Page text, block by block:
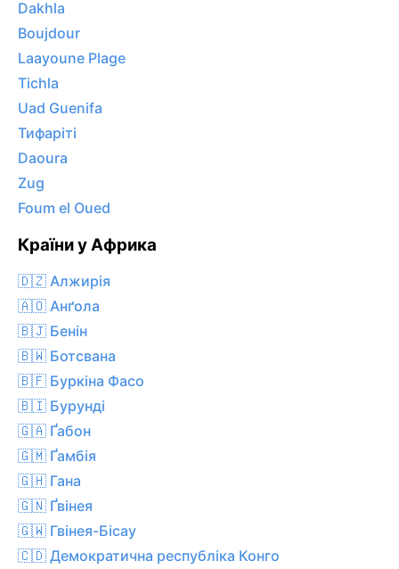
Dakhla
Boujdour
Laayoune Plage
Tichla
Uad Guenifa
Тифаріті
Daoura
Zug
Foum el Oued
Країни у Африка
🇩🇿 Алжирія
🇦🇴 Анґола
🇧🇯 Бенін
🇧🇼 Ботсвана
🇧🇫 Буркіна Фасо
🇧🇮 Бурунді
🇬🇦 Ґабон
🇬🇲 Ґамбія
🇬🇭 Гана
🇬🇳 Ґвінея
🇬🇼 Гвінея-Бісау
🇨🇩 Демократична республіка Конго